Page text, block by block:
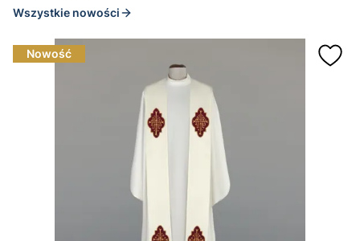
Wszystkie nowości
Nowość